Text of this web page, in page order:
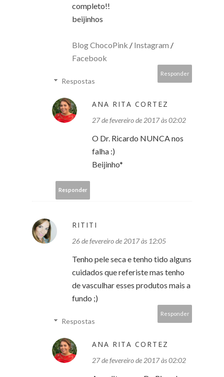
completo!!
beijinhos
Blog ChocoPink / Instagram /
Facebook
Responder
Respostas
ANA RITA CORTEZ
27 de fevereiro de 2017 às 02:02
O Dr. Ricardo NUNCA nos
falha :)
Beijinho*
Responder
RITITI
26 de fevereiro de 2017 às 12:05
Tenho pele seca e tenho tido alguns
cuidados que referiste mas tenho
de vasculhar esses produtos mais a
fundo ;)
Responder
Respostas
ANA RITA CORTEZ
27 de fevereiro de 2017 às 02:02